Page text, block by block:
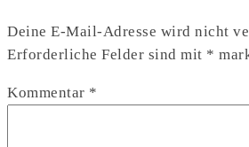
Deine E-Mail-Adresse wird nicht
Erforderliche Felder sind mit *
Kommentar *